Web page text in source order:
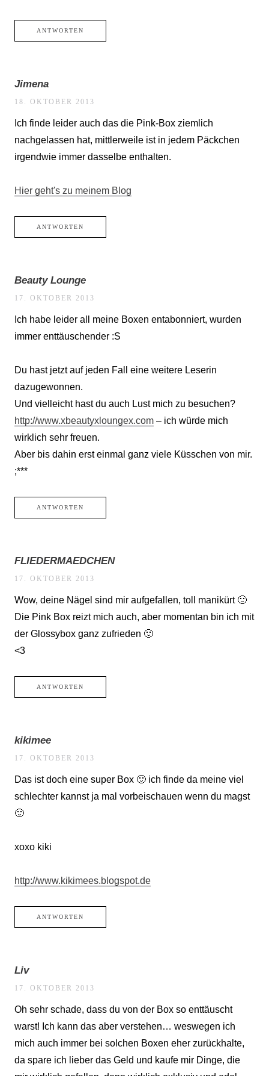
ANTWORTEN
Jimena
18. OKTOBER 2013
Ich finde leider auch das die Pink-Box ziemlich
nachgelassen hat, mittlerweile ist in jedem Päckchen
irgendwie immer dasselbe enthalten.
Hier geht's zu meinem Blog
ANTWORTEN
Beauty Lounge
17. OKTOBER 2013
Ich habe leider all meine Boxen entabonniert, wurden
immer enttäuschender :S
Du hast jetzt auf jeden Fall eine weitere Leserin
dazugewonnen.
Und vielleicht hast du auch Lust mich zu besuchen?
http://www.xbeautyxloungex.com – ich würde mich
wirklich sehr freuen.
Aber bis dahin erst einmal ganz viele Küsschen von mir.
;***
ANTWORTEN
FLIEDERMAEDCHEN
17. OKTOBER 2013
Wow, deine Nägel sind mir aufgefallen, toll manikürt 🙂
Die Pink Box reizt mich auch, aber momentan bin ich mit
der Glossybox ganz zufrieden 🙂
<3
ANTWORTEN
kikimee
17. OKTOBER 2013
Das ist doch eine super Box 🙂 ich finde da meine viel
schlechter kannst ja mal vorbeischauen wenn du magst
🙂
xoxo kiki
http://www.kikimees.blogspot.de
ANTWORTEN
Liv
17. OKTOBER 2013
Oh sehr schade, dass du von der Box so enttäuscht
warst! Ich kann das aber verstehen… weswegen ich
mich auch immer bei solchen Boxen eher zurückhalte,
da spare ich lieber das Geld und kaufe mir Dinge, die